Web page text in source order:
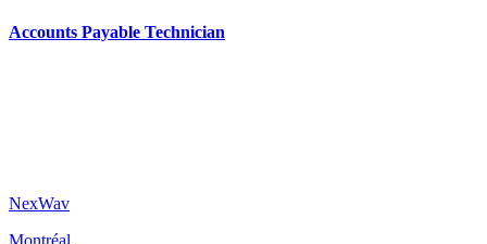
Accounts Payable Technician
NexWav